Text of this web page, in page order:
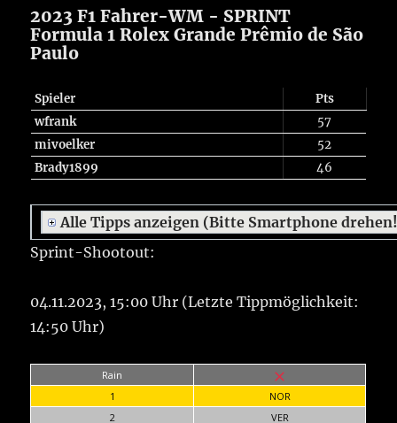
2023 F1 Fahrer-WM - SPRINT
Formula 1 Rolex Grande Prêmio de São
Paulo
Spieler
Pts
wfrank
57
mivoelker
52
Brady1899
46
Alle Tipps anzeigen (Bitte Smartphone
Sprint-Shootout:
04.11.2023, 15:00 Uhr (Letzte Tippmöglichkeit:
14:50 Uhr)
Rain
1
NOR
2
VER